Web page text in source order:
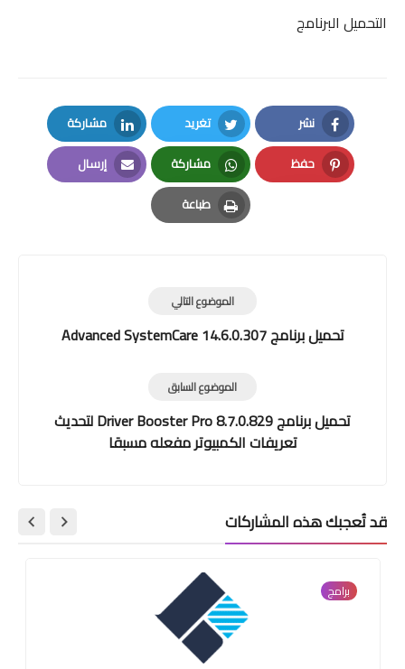
التحميل البرنامج
نشر
Facebook
تغريد
Twitter
مشاركة
LinkedIn
حفظ
Pinterest
مشاركة
Whatsapp
إرسال
Email
طباعة
Print
الموضوع التالي
تحميل برنامج Advanced SystemCare 14.6.0.307
الموضوع السابق
تحميل برنامج Driver Booster Pro 8.7.0.829 لتحديث
تعريفات الكمبيوتر مفعله مسبقا
قد تُعجبك هذه المشاركات
برامج